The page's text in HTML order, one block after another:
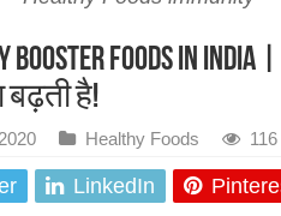
booster foods in
बढ़ती है!
Healthy Foods
LinkedIn